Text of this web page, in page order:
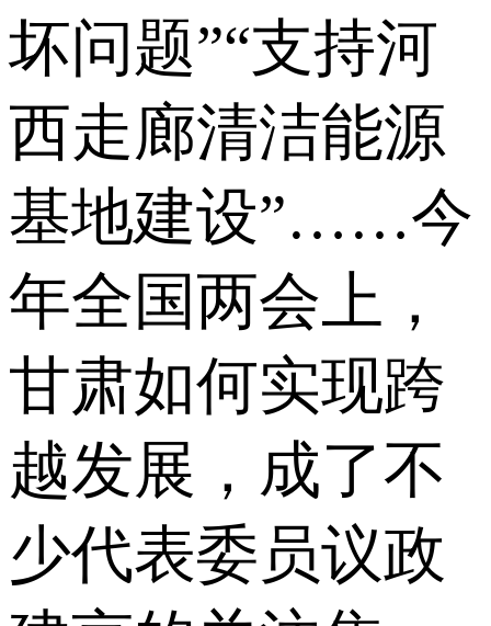
坏问题”“支持河
西走廊清洁能源
基地建设”……今
年全国两会上，
甘肃如何实现跨
越发展，成了不
少代表委员议政